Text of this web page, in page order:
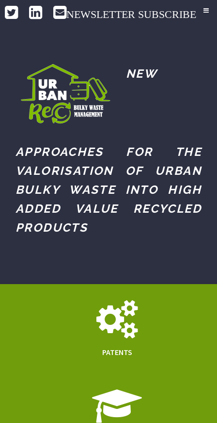
NEWSLETTER SUBSCRIBE
NEW
APPROACHES FOR THE
VALORISATION OF URBAN
BULKY WASTE INTO HIGH
ADDED VALUE RECYCLED
PRODUCTS
PATENTS